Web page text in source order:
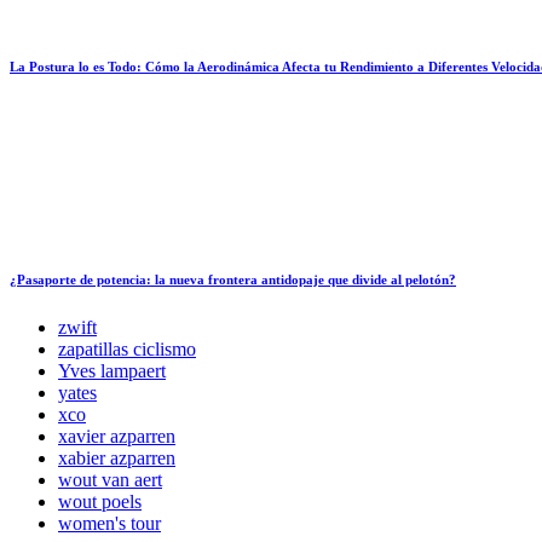
La Postura lo es Todo: Cómo la Aerodinámica Afecta tu Rendimiento a Diferentes
¿Pasaporte de potencia: la nueva frontera antidopaje que divide al pelotón?
zwift
zapatillas ciclismo
Yves lampaert
yates
xco
xavier azparren
xabier azparren
wout van aert
wout poels
women's tour